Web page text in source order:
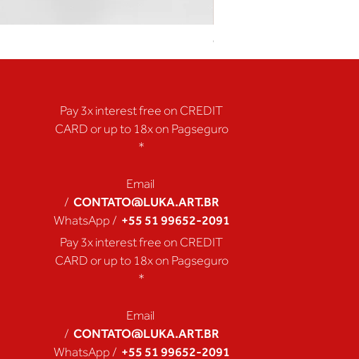
Coração de Artista
Pay 3x interest free on CREDIT
CARD or up to 18x on Pagseguro
*
Email
/ CONTATO@LUKA.ART.BR
WhatsApp / +55 51 99652-2091
Pay 3x interest free on CREDIT
CARD or up to 18x on Pagseguro
*
Email
/ CONTATO@LUKA.ART.BR
WhatsApp / +55 51 99652-2091